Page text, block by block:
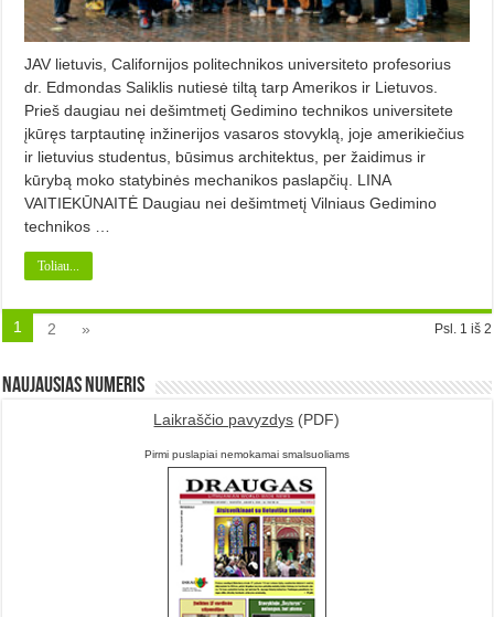
JAV lietuvis, Californijos politechnikos universiteto profesorius
dr. Edmondas Saliklis nutiesė tiltą tarp Amerikos ir Lietuvos.
Prieš daugiau nei dešimtmetį Gedimino technikos universitete
įkūręs tarptautinę inžinerijos vasaros stovyklą, joje amerikiečius
ir lietuvius studentus, būsimus architektus, per žaidimus ir
kūrybą moko statybinės mechanikos paslapčių. LINA
VAITIEKŪNAITĖ Daugiau nei dešimtmetį Vilniaus Gedimino
technikos …
Toliau...
Psl. 1 iš 2
1 2 »
Naujausias numeris
Laikraščio pavyzdys (PDF)
Pirmi puslapiai nemokamai smalsuoliams